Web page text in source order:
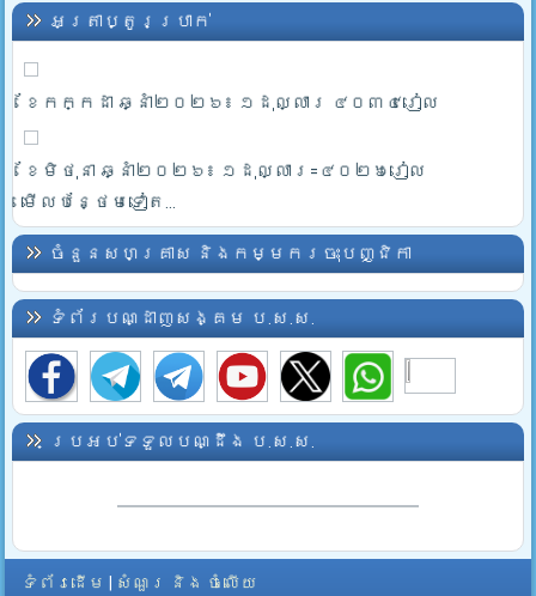
អត្រាប្តូរប្រាក់
ខែកក្កដា ឆ្នាំ២០២៦៖ ១ដុល្លារ ៤០៣៤រៀល
ខែមិថុនា ឆ្នាំ២០២៦៖ ១ដុល្លារ=៤០២៦រៀល
មើលបន្ថែមទៀត...
ចំនួនសហគ្រាស និងកម្មករចុះបញ្ជិកា
ទំព័របណ្ដាញសង្គម ប.ស.ស.
ប្រអប់ទទួលបណ្ដឹង ប.ស.ស.
ទំព័រដើម សំណួរ និង ចំលើយ